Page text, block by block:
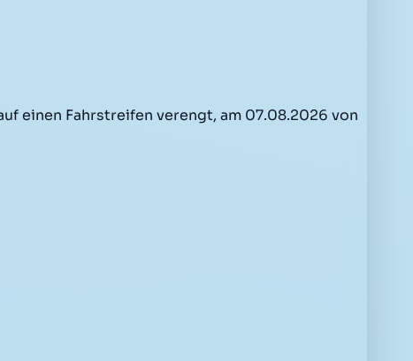
einen Fahrstreifen verengt, am 07.08.2026 von